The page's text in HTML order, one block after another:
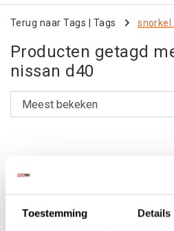
Toestemming Details
Terug naar Tags Tags snorkel
Producten getagd
nissan d40